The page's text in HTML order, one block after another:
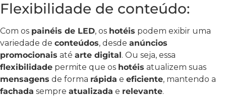
Flexibilidade de conteúdo:
Com os painéis de LED, os hotéis podem exibir uma
variedade de conteúdos, desde anúncios
promocionais até arte digital. Ou seja, essa
flexibilidade permite que os hotéis atualizem suas
mensagens de forma rápida e eficiente, mantendo a
fachada sempre atualizada e relevante.